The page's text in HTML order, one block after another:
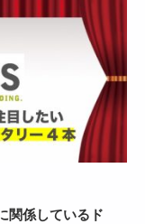
関係しているド